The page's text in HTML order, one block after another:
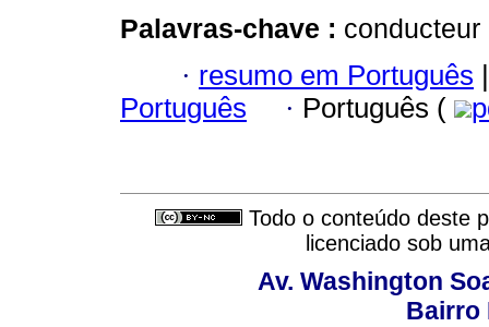
Palavras-chave :
· resumo em Português |
Português
· Português (
Todo o conteúdo deste
licenciado sob
Av. Washington
Bairro